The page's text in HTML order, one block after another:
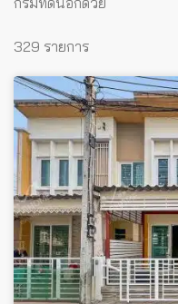
329 รายการ